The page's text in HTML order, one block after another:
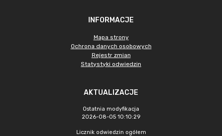
INFORMACJE
Mapa strony
Ochrona danych osobowych
Rejestr zmian
Statystyki odwiedzin
AKTUALIZACJE
Ostatnia modyfikacja
2026-08-05 10:10:29
Licznik odwiedzin ogółem